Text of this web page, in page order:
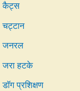
कैट्स
चट्टान
जनरल
जरा हटके
डॉग प्रशिक्षण